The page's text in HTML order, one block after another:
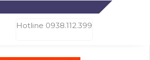
Hotline 0938.112.399